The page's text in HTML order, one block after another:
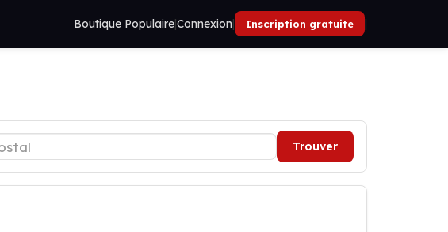
Boutique Populaire|Connexion| Inscription gratuite |
Trouver